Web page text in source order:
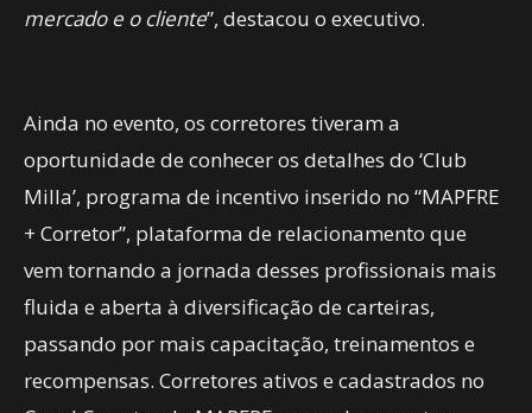
mercado e o cliente”, destacou o executivo.
Ainda no evento, os corretores tiveram a
oportunidade de conhecer os detalhes do ‘Club
Milla’, programa de incentivo inserido no “MAPFRE
+ Corretor”, plataforma de relacionamento que
vem tornando a jornada desses profissionais mais
fluida e aberta à diversificação de carteiras,
passando por mais capacitação, treinamentos e
recompensas. Corretores ativos e cadastrados no